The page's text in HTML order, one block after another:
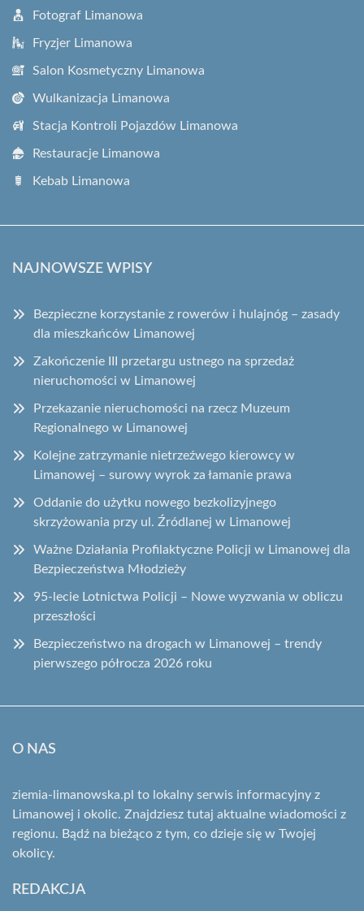
Fotograf Limanowa
Fryzjer Limanowa
Salon Kosmetyczny Limanowa
Wulkanizacja Limanowa
Stacja Kontroli Pojazdów Limanowa
Restauracje Limanowa
Kebab Limanowa
NAJNOWSZE WPISY
Bezpieczne korzystanie z rowerów i hulajnóg – zasady
dla mieszkańców Limanowej
Zakończenie III przetargu ustnego na sprzedaż
nieruchomości w Limanowej
Przekazanie nieruchomości na rzecz Muzeum
Regionalnego w Limanowej
Kolejne zatrzymanie nietrzeźwego kierowcy w
Limanowej – surowy wyrok za łamanie prawa
Oddanie do użytku nowego bezkolizyjnego
skrzyżowania przy ul. Źródlanej w Limanowej
Ważne Działania Profilaktyczne Policji w Limanowej dla
Bezpieczeństwa Młodzieży
95-lecie Lotnictwa Policji – Nowe wyzwania w obliczu
przeszłości
Bezpieczeństwo na drogach w Limanowej – trendy
pierwszego półrocza 2026 roku
O NAS
ziemia-limanowska.pl to lokalny serwis informacyjny z
Limanowej i okolic. Znajdziesz tutaj aktualne wiadomości z
regionu. Bądź na bieżąco z tym, co dzieje się w Twojej
okolicy.
REDAKCJA